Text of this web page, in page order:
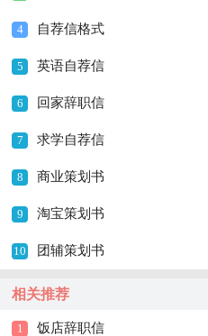
4 自荐信格式
5 英语自荐信
6 回家辞职信
7 求学自荐信
8 商业策划书
9 淘宝策划书
10 团辅策划书
相关推荐
1 饭店辞职信